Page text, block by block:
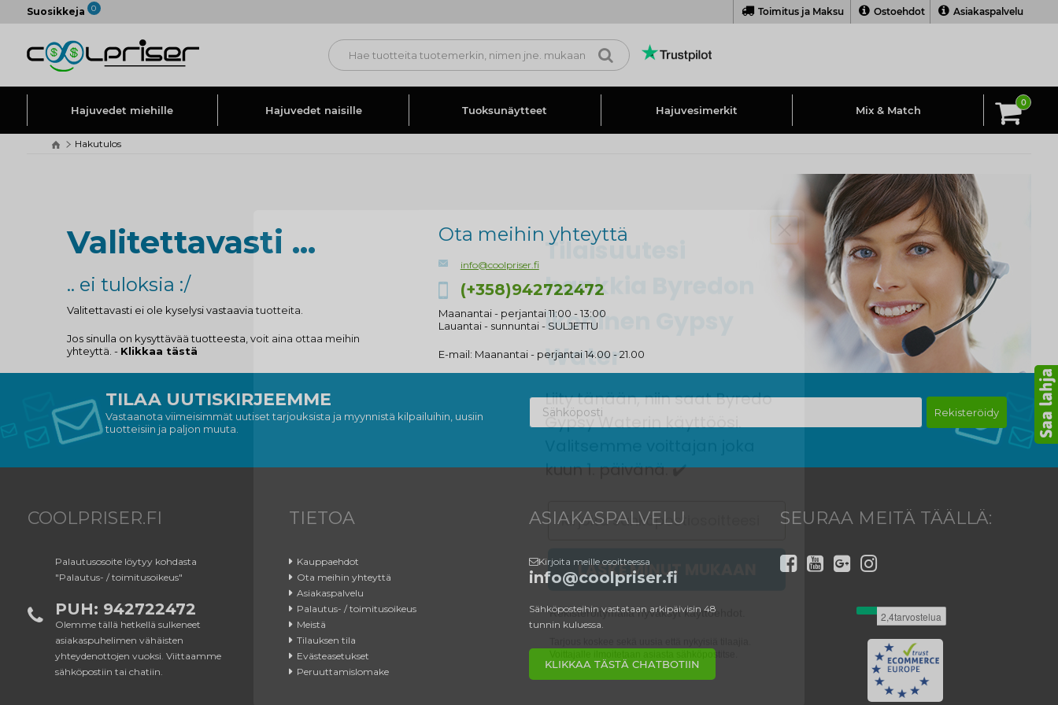
Suosikkeja 0 Toimitus ja Maksu Ostoehdot Asiakaspalvelu
Hajuvedet miehille Hajuvedet naisille Tuoksunäytteet Hajuvesimerkit Mix & Match
0
Hakutulos
Valitettavasti ...
.. ei tuloksia :/
Valitettavasti ei ole kyselysi vastaavia tuotteita.
Jos sinulla on kysyttävää tuotteesta, voit aina ottaa meihin
yhteyttä. - Klikkaa tästä
Ota meihin yhteyttä
info@coolpriser.fi
(+358)942722472
Maanantai - perjantai 11:00 - 13:00
Lauantai - sunnuntai - SULJETTU
E-mail: Maanantai - perjantai 14.00 - 21.00
TILAA UUTISKIRJEEMME
Vastaanota viimeisimmät uutiset tarjouksista ja myynnistä kilpailuihin, uusiin
tuotteisiin ja paljon muuta.
Rekisteröidy
COOLPRISER.FI
Palautusosoite löytyy kohdasta
"Palautus- / toimitusoikeus"
PUH: 942722472
Olemme tällä hetkellä sulkeneet
asiakaspuhelimen vähäisten
yhteydenottojen vuoksi. Viittaamme
sähköpostiin tai chatiin.
TIETOA
Kauppaehdot
Ota meihin yhteyttä
Asiakaspalvelu
Palautus- / toimitusoikeus
Meistä
Tilauksen tila
Evästeasetukset
Peruuttamislomake
ASIAKASPALVELU
Kirjoita meille osoitteessa
info@coolpriser.fi
Sähköposteihin vastataan arkipäivisin 48
tunnin kuluessa.
KLIKKAA TÄSTÄ CHATBOTIIN
SEURAA MEITÄ TÄÄLLÄ:
hankkia Byredon
ikoninen Gypsy
Water
Liity tänään, niin saat Byredo
Gypsy Waterin käyttöösi.
Valitsemme voittajan joka
kuun 1. päivänä. ✔️
Email
LASKE MINUT MUKAAN
Rekisteröitymällä hyväksyt käyttöehdot.
Voittajalle ilmoitetaan asiasta sähköpostitse.